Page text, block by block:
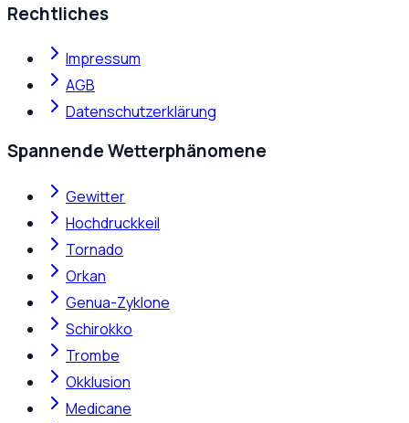
Rechtliches
Impressum
AGB
Datenschutzerklärung
Spannende Wetterphänomene
Gewitter
Hochdruckkeil
Tornado
Orkan
Genua-Zyklone
Schirokko
Trombe
Okklusion
Medicane